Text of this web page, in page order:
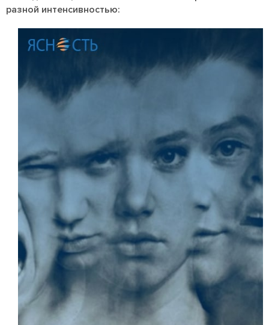
разной интенсивностью: